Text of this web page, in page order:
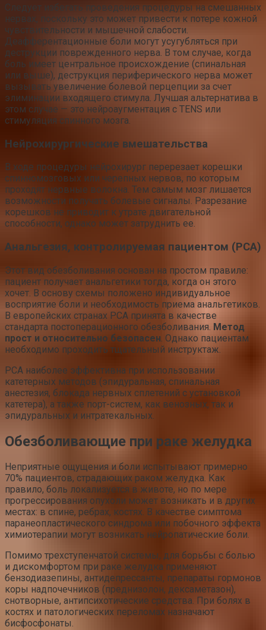
Следует избегать проведения процедуры на смешанных
нервах, поскольку это может привести к потере кожной
чувствительности и мышечной слабости.
Деафферентационные боли могут усугубляться при
деструкции поврежденного нерва. В том случае, когда
боль имеет центральное происхождение (спинальная
или выше), деструкция периферического нерва может
вызывать увеличение болевой перцепции за счет
элиминации входящего стимула. Лучшая альтернатива в
этом случае — это нейроаугментация с TENS или
стимуляция спинного мозга.
Нейрохирургические вмешательства
В ходе процедуры нейрохирург перерезает корешки
спинномозговых или черепных нервов, по которым
проходят нервные волокна. Тем самым мозг лишается
возможности получать болевые сигналы. Разрезание
корешков не приводит к утрате двигательной
способности, однако может затруднить ее.
Анальгезия, контролируемая пациентом (PCA)
Этот вид обезболивания основан на простом правиле:
пациент получает анальгетики тогда, когда он этого
хочет. В основу схемы положено индивидуальное
восприятие боли и необходимость приема анальгетиков.
В европейских странах РСА принята в качестве
стандарта постоперационного обезболивания. Метод
прост и относительно безопасен . Однако пациентам
необходимо проходить тщательный инструктаж.
PCA наиболее эффективна при использовании
катетерных методов (эпидуральная, спинальная
анестезия, блокада нервных сплетений с установкой
катетера), а также порт-систем, как венозных, так и
эпидуральных и интратекальных.
Обезболивающие при раке желудка
Неприятные ощущения и боли испытывают примерно
70% пациентов, страдающих раком желудка. Как
правило, боль локализуется в животе, но по мере
прогрессирования опухоли может возникать и в других
местах: в спине, ребрах, костях. В качестве симптома
паранеопластического синдрома или побочного эффекта
химиотерапии могут возникать нейропатические боли.
Помимо трехступенчатой системы, для борьбы с болью
и дискомфортом при раке желудка применяют
бензодиазепины, антидепрессанты, препараты гормонов
коры надпочечников (преднизолон, дексаметазон),
снотворные, антипсихотические средства. При болях в
костях и патологических переломах назначают
бисфосфонаты.